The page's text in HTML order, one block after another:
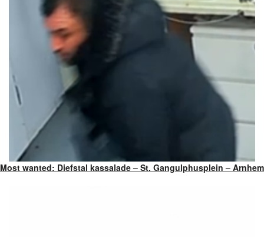
Most wanted: Diefstal kassalade – St. Gangulphusplein – Arnhem